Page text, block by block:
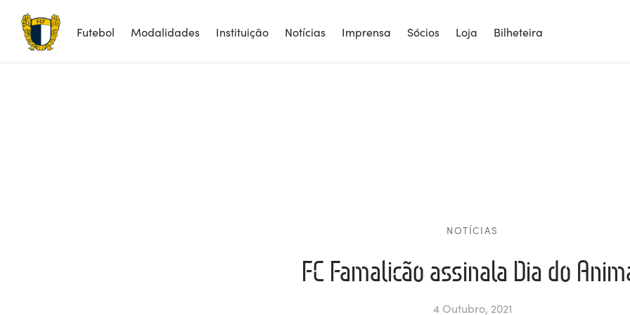
Futebol Modalidades Instituição Notícias Imprensa Sócios Loja Bilheteira
NOTÍCIAS
FC Famalicão assinala Dia do
4 Outubro, 2021